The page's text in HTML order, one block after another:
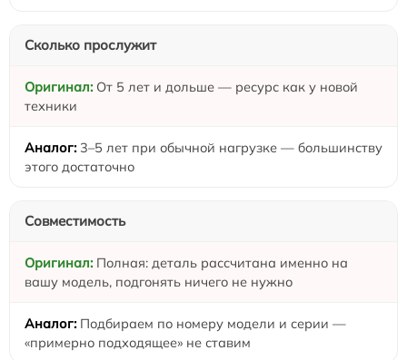
Сколько прослужит
От 5 лет и дольше — ресурс как у новой
техники
3–5 лет при обычной нагрузке — большинству
этого достаточно
Совместимость
Полная: деталь рассчитана именно на
вашу модель, подгонять ничего не нужно
Подбираем по номеру модели и серии —
«примерно подходящее» не ставим